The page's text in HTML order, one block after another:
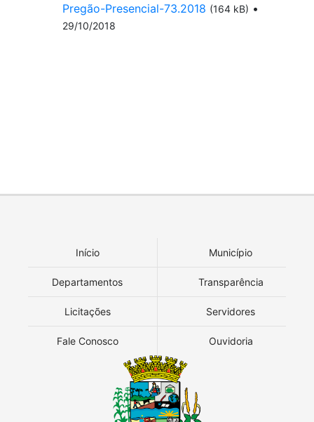
Pregão-Presencial-73.2018 (164 kB) •
29/10/2018
Início Município
Departamentos Transparência
Licitações Servidores
Fale Conosco Ouvidoria